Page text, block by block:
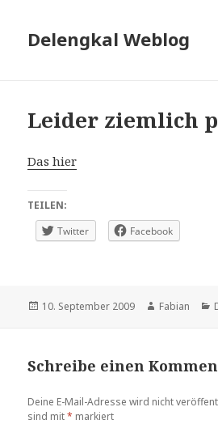
Delengkal Weblog
Leider ziemlich
Das hier
TEILEN:
Twitter
Facebook
Veröffentlicht
10. September 2009 Autor
Fabian
Schreibe einen
Deine E-Mail-Adresse wird nicht
sind mit* markiert